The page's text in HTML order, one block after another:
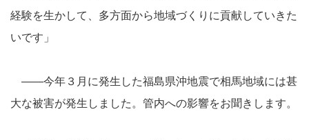
経験を生かして、多方面から地域づくりに貢献していきた
いです」
――今年３月に発生した福島県沖地震で相馬地域には甚
大な被害が発生しました。管内への影響をお聞きします。